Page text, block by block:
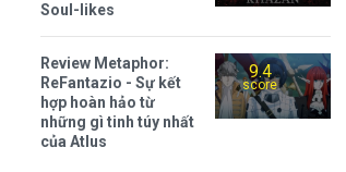
Soul-likes
9.4
score
Review Metaphor:
ReFantazio - Sự kết
hợp hoàn hảo từ
những gì tinh túy nhất
của Atlus